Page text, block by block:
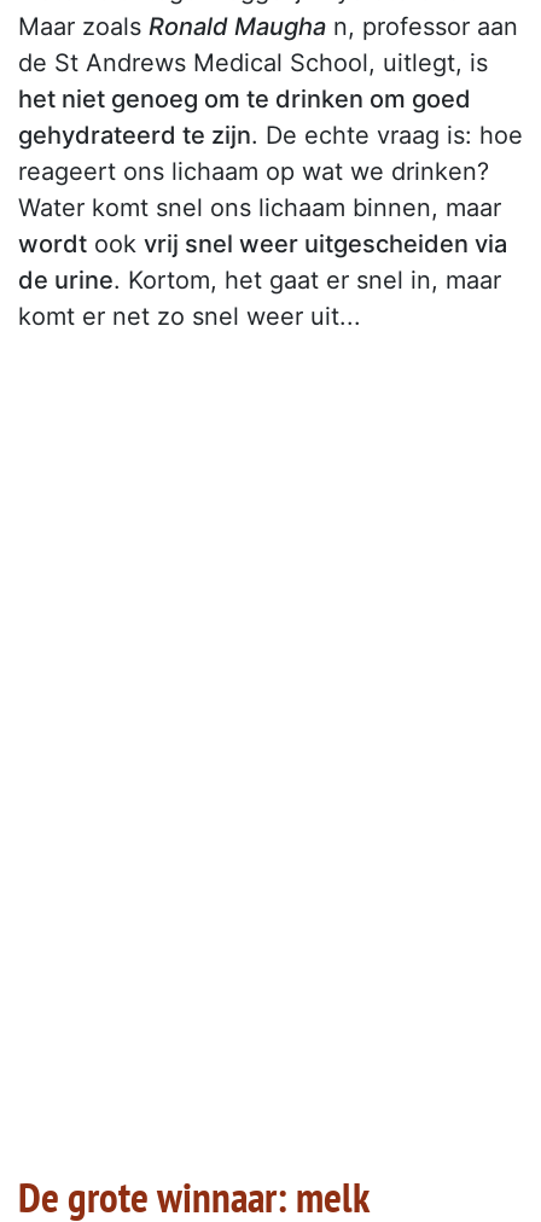
Maar zoals Ronald Maugha n, professor aan
de St Andrews Medical School, uitlegt, is
het niet genoeg om te drinken om goed
gehydrateerd te zijn. De echte vraag is: hoe
reageert ons lichaam op wat we drinken?
Water komt snel ons lichaam binnen, maar
wordt ook vrij snel weer uitgescheiden via
de urine. Kortom, het gaat er snel in, maar
komt er net zo snel weer uit...
De grote winnaar: melk